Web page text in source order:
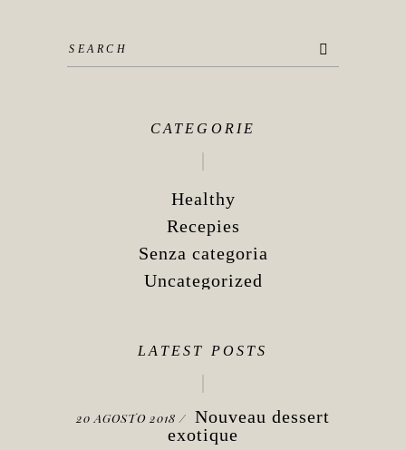
Search
for:
CATEGORIE
Healthy
Recepies
Senza categoria
Uncategorized
LATEST POSTS
20 AGOSTO 2018
Nouveau dessert
exotique